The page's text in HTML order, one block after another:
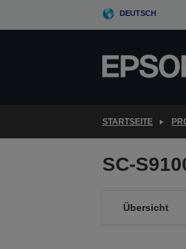
DEUTSCH
STARTSEITE
SC-
Übersicht